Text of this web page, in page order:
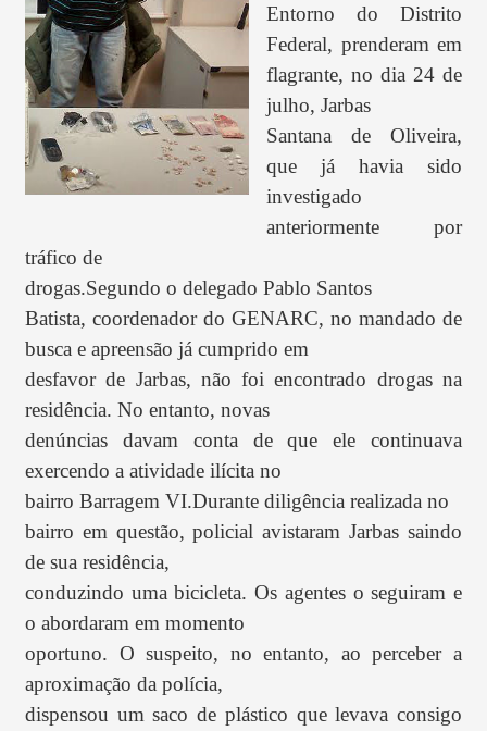
Entorno do Distrito
Federal, prenderam em
flagrante, no dia 24 de
julho, Jarbas
Santana de Oliveira,
que já havia sido
investigado
anteriormente por
tráfico de
drogas.Segundo o delegado Pablo Santos
Batista, coordenador do GENARC, no mandado de
busca e apreensão já cumprido em
desfavor de Jarbas, não foi encontrado drogas na
residência. No entanto, novas
denúncias davam conta de que ele continuava
exercendo a atividade ilícita no
bairro Barragem VI.Durante diligência realizada no
bairro em questão, policial avistaram Jarbas saindo
de sua residência,
conduzindo uma bicicleta. Os agentes o seguiram e
o abordaram em momento
oportuno. O suspeito, no entanto, ao perceber a
aproximação da polícia,
dispensou um saco de plástico que levava consigo